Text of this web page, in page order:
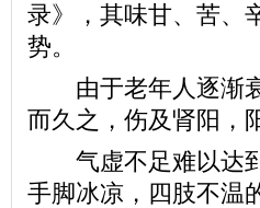
录》，其味甘、苦、
势。
由于老年人逐渐衰
而久之，伤及肾阳，
气虚不足难以达到
手脚冰凉，四肢不温